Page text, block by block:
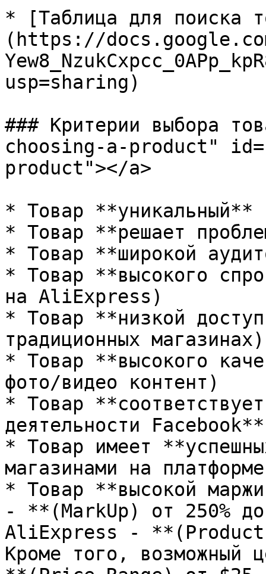
* [Таблица для поиска
(https://
usp=sharing)
### Критерии выбора
choosing-a-product"
product"></a>
* Товар **уникальный**
* Товар **решает
* Товар **широкой
* Товар **высокого
на AliExpress)
* Товар **низкой
традиционных магазинах)
* Товар **высокого
фото/видео контент)
* Товар
деятельности Facebook**
* Товар имеет
магазинами на
* Товар **высокой
- **(MarkUp) от 250%
AliExpress -
Кроме того, возможный